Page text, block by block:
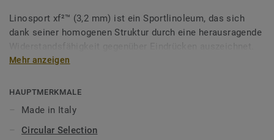
Linosport xf²™ (3,2 mm) ist ein Sportlinoleum, das sich
dank seiner homogenen Struktur durch eine herausragende
Der Linoleum Sportboden wird werkseitig mit unserer
extreme Widerstandsfähigkeit, einfache Reinigung und
Teil unsererTarkett Circular Selection
Mehr anzeigen
HAUPTMERKMALE
Made in Italy
Circular Selection